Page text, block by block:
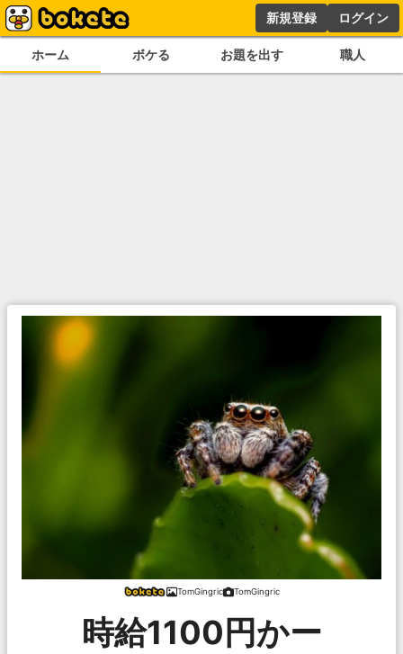
新規登録 ログイン
ホーム ボケる お題を出す 職人
TomGingric TomGingric
時給1100円かー